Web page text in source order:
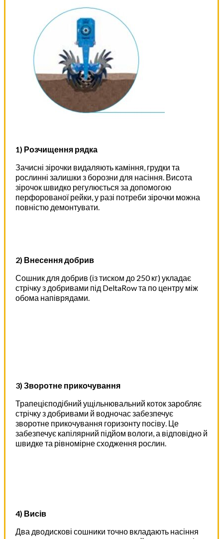
1) Розчищення рядка
Зачисні зірочки видаляють каміння, грудки та
рослинні залишки з борозни для насіння. Висота
зірочок швидко регулюється за допомогою
перфорованої рейки, у разі потреби зірочки можна
повністю демонтувати.
2) Внесення добрив
Сошник для добрив (із тиском до 250 кг) укладає
стрічку з добривами під DeltaRow та по центру між
обома напіврядами.
3) Зворотне прикочування
Трапецієподібний ущільнювальний коток заробляє
стрічку з добривами й водночас забезпечує
зворотне прикочування горизонту посіву. Це
забезпечує капілярний підйом вологи, а відповідно й
швидке та рівномірне сходження рослин.
4) Висів
Два дводискові сошники точно вкладають насіння